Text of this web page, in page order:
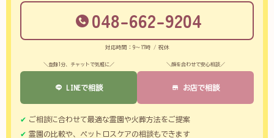
048-662-9204
対応時間：9～17時 / 祝休
＼登録1分、チャットで気軽に／
LINEで相談
＼顔を合わせて安心相談／
お店で相談
ご相談に合わせて最適な霊園や火葬方法をご提案
霊園の比較や、ペットロスケアの相談もできます